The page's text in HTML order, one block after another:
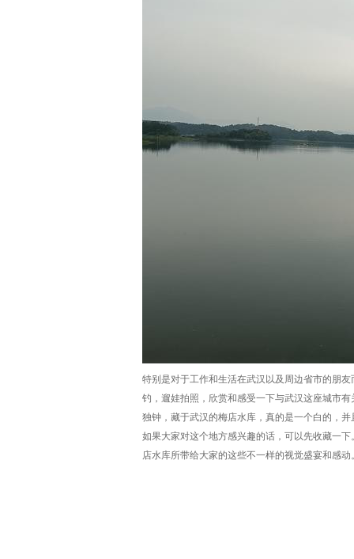
特别是对于工作和生活在武汉以及周边省市的朋
钓，遛娃拍照，欣赏和感受一下与武汉这座城市
独钟，藏于武汉的梅店水库，真的是一个白的，
如果大家对这个地方感兴趣的话，可以先收藏一
店水库所带给大家的这些不一样的视觉盛宴和感动